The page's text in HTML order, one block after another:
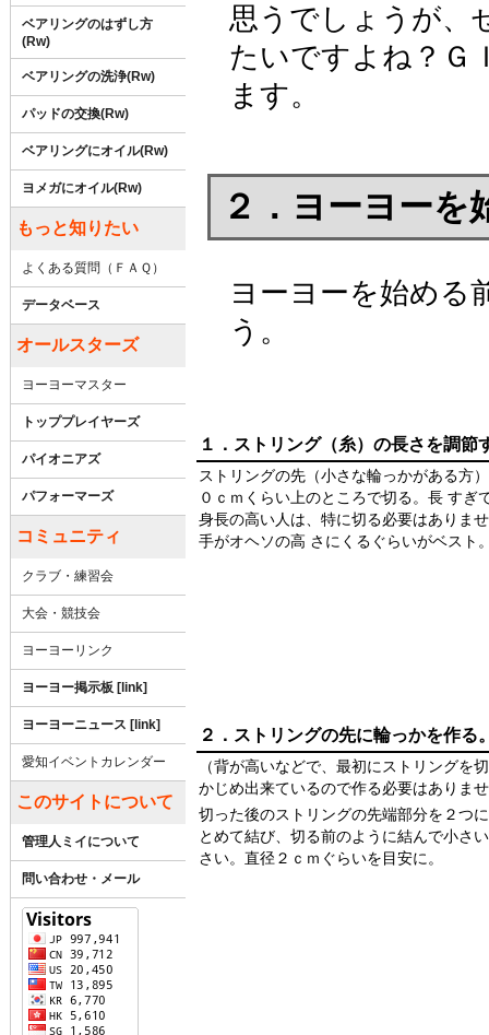
ベアリングのはずし方
(Rw)
ベアリングの洗浄(Rw)
パッドの交換(Rw)
ベアリングにオイル(Rw)
ヨメガにオイル(Rw)
もっと知りたい
よくある質問（ＦＡＱ）
データベース
オールスターズ
ヨーヨーマスター
トッププレイヤーズ
パイオニアズ
パフォーマーズ
コミュニティ
クラブ・練習会
大会・競技会
ヨーヨーリンク
ヨーヨー掲示板 [link]
ヨーヨーニュース [link]
愛知イベントカレンダー
このサイトについて
管理人ミイについて
問い合わせ・メール
思うでしょうが、
たいですよね？Ｇ
ます。
２．ヨーヨーを
ヨーヨーを始める
う。
１．ストリング（糸）の長さを調節
ストリングの先（小さな輪っかがある方
０ｃｍくらい上のところで切る。長 す
身長の高い人は、特に切る必要はありま
手がオヘソの高 さにくるぐらいがベスト
２．ストリングの先に輪っかを作る
（背が高いなどで、最初にストリングを
かじめ出来ているので作る必要はありま
切った後のストリングの先端部分を２つ
とめて結び、切る前のように結んで小さ
さい。直径２ｃｍぐらいを目安に。